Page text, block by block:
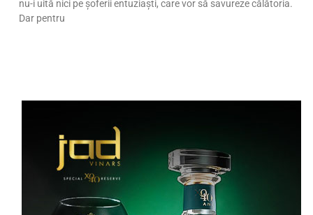
nu-i uită nici pe șoferii entuziaști, care vor să savureze călătoria.
Dar pentru